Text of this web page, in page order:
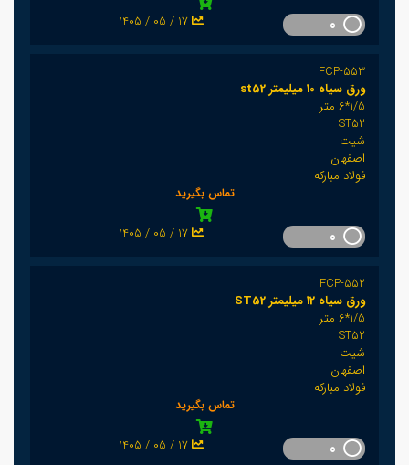
1405 / 05 / 17
FCP-553
ورق سیاه 10 میلیمتر st52
1/5*6 متر
ST52
شیت
اصفهان
فولاد مبارکه
تماس بگیرید
1405 / 05 / 17
FCP-552
ورق سیاه 12 میلیمتر ST52
1/5*6 متر
ST52
شیت
اصفهان
فولاد مبارکه
تماس بگیرید
1405 / 05 / 17